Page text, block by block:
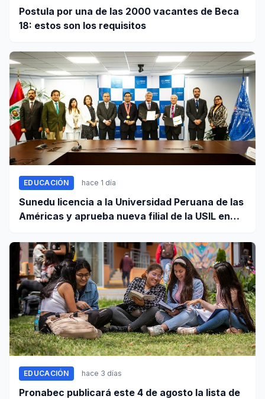
Postula por una de las 2000 vacantes de Beca
18: estos son los requisitos
EDUCACIÓN hace 1 día
Sunedu licencia a la Universidad Peruana de las
Américas y aprueba nueva filial de la USIL en
EDUCACIÓN hace 3 días
Pronabec publicará este 4 de agosto la lista de